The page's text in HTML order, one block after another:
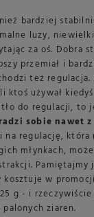
bardziej
luzy,
za oś. Dobra
przemiał i
też
ktoś używał
do regulacji, to
sobie nawet
na regulację,
młynkach,
Pamiętajmy
kosztuje w
g - i rzeczywiście
ziaren.